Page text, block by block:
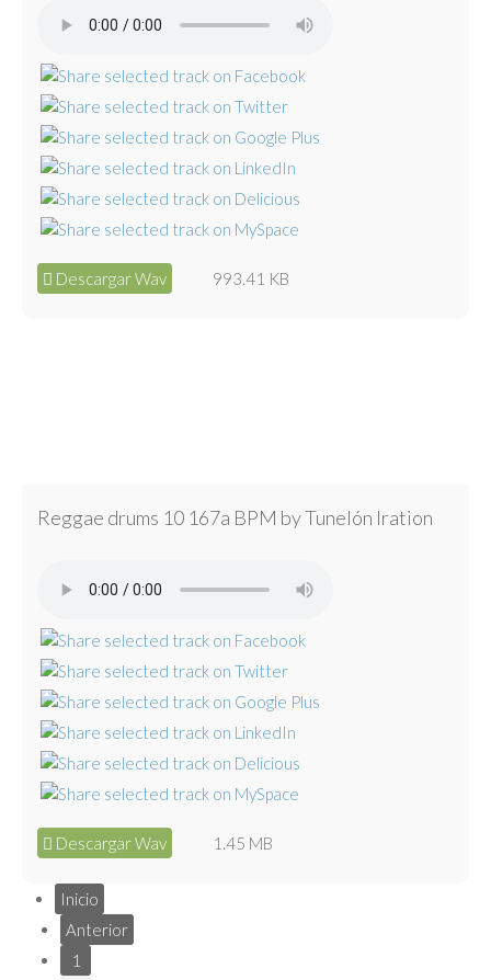
Descargar Wav 993.41 KB
Reggae drums 10 167a BPM by Tunelón Iration
Descargar Wav 1.45 MB
Inicio
Anterior
1